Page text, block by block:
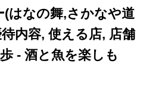
(はなの舞,さかなや道
内容, 使える店, 店舗
- 酒と魚を楽しも